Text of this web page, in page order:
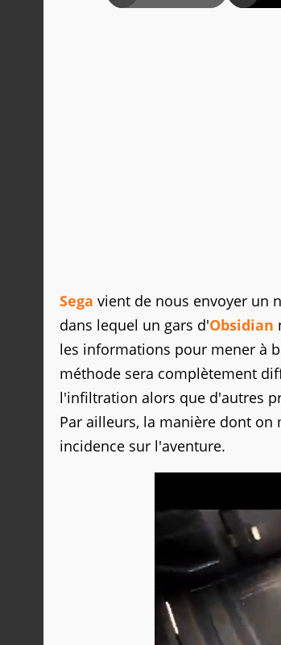
Sega vient de nous envoyer un
dans lequel un gars d'Obsidian
les informations pour mener à
méthode sera complètement
l'infiltration alors que d'autres
Par ailleurs, la manière dont on
incidence sur l'aventure.